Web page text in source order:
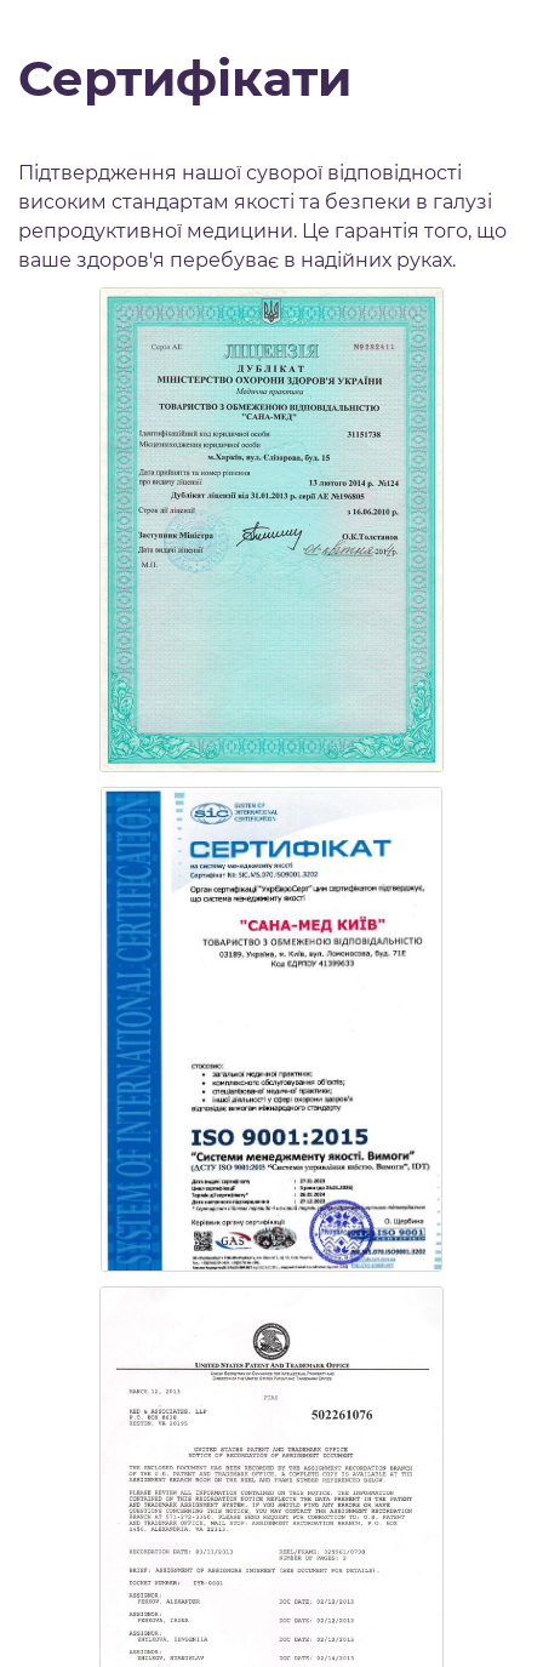
Сертифікати
Підтвердження нашої суворої відповідності
високим стандартам якості та безпеки в галузі
репродуктивної медицини. Це гарантія того, що
ваше здоров'я перебуває в надійних руках.